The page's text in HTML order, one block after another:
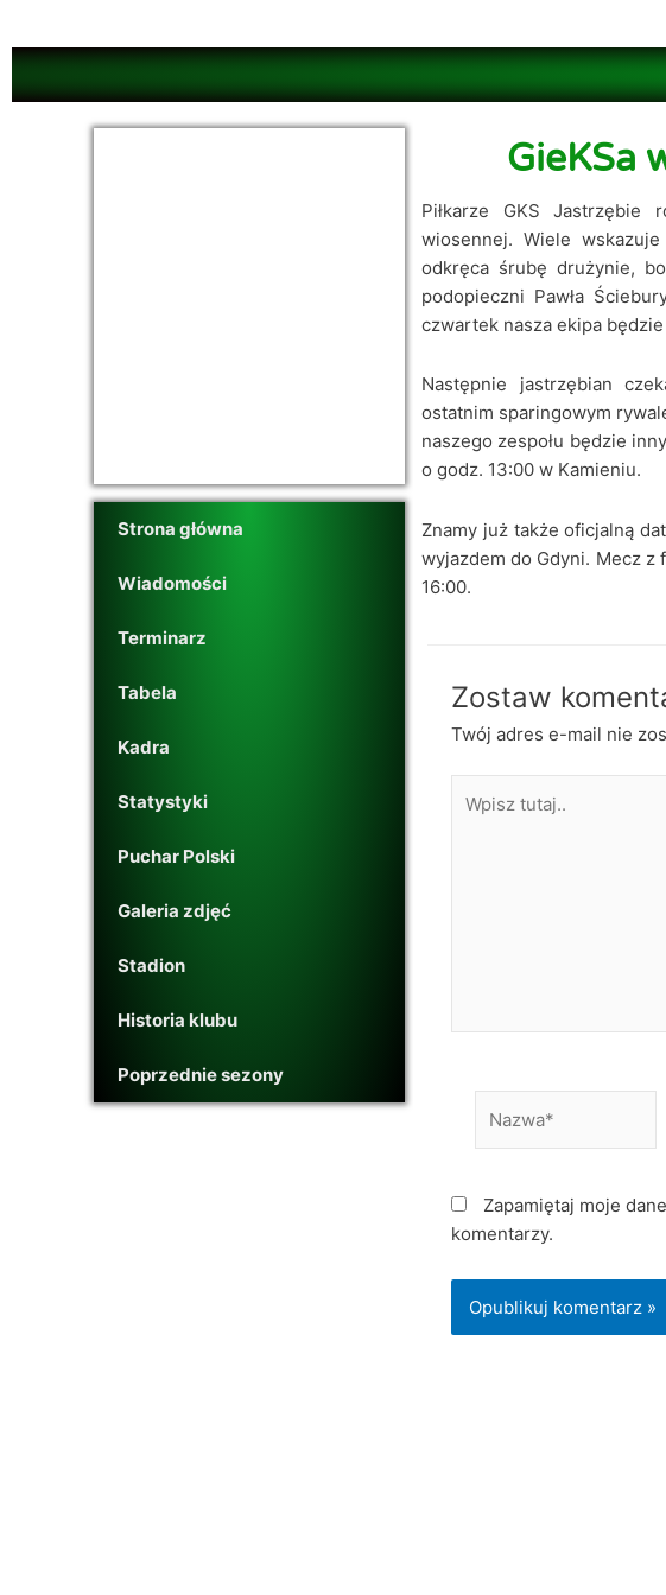
Strona główna
Wiadomości
Terminarz
Tabela
Kadra
Statystyki
Puchar Polski
Galeria zdjęć
Stadion
Historia klubu
Poprzednie sezony
GieKSa
Piłkarze GKS Jastrzębie
wiosennej. Wiele
odkręca śrubę drużynie,
podopieczni Pawła
czwartek nasza ekipa
Następnie jastrzębian
ostatnim sparingowym
naszego zespołu będzie
o godz. 13:00 w Kamieniu.
Znamy już także oficjalną
wyjazdem do Gdyni. Mecz z
16:00.
Zostaw
Twój adres e-mail nie
tutaj..
Zapamiętaj moje
komentarzy.